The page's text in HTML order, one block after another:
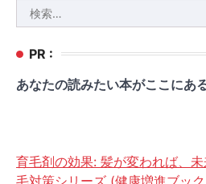
索:
PR :
あなたの読みたい本がここにあ
育毛剤の効果: 髪が変われば、
毛対策シリーズ (健康増進ブッ